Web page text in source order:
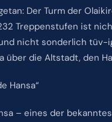
Der Turm der
Treppenstufen ist
nicht sonderlich tüv-
über die Altstadt, den
Hansa“
– eines der